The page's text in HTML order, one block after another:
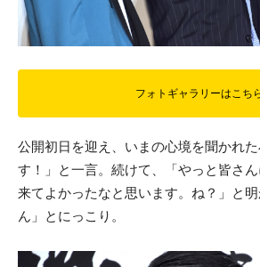
フォトギャラリーはこち
公開初日を迎え、いまの心境を聞かれ
す！」と一言。続けて、「やっと皆さ
来てよかったなと思います。ね？」と
ん」とにっこり。